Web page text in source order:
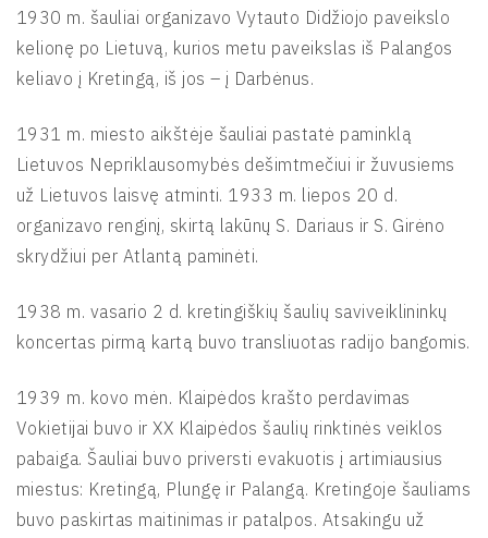
1930 m. šauliai organizavo Vytauto Didžiojo paveikslo
kelionę po Lietuvą, kurios metu paveikslas iš Palangos
keliavo į Kretingą, iš jos – į Darbėnus.
1931 m. miesto aikštėje šauliai pastatė paminklą
Lietuvos Nepriklausomybės dešimtmečiui ir žuvusiems
už Lietuvos laisvę atminti. 1933 m. liepos 20 d.
organizavo renginį, skirtą lakūnų S. Dariaus ir S. Girėno
skrydžiui per Atlantą paminėti.
1938 m. vasario 2 d. kretingiškių šaulių saviveiklininkų
koncertas pirmą kartą buvo transliuotas radijo bangomis.
1939 m. kovo mėn. Klaipėdos krašto perdavimas
Vokietijai buvo ir XX Klaipėdos šaulių rinktinės veiklos
pabaiga. Šauliai buvo priversti evakuotis į artimiausius
miestus: Kretingą, Plungę ir Palangą. Kretingoje šauliams
buvo paskirtas maitinimas ir patalpos. Atsakingu už